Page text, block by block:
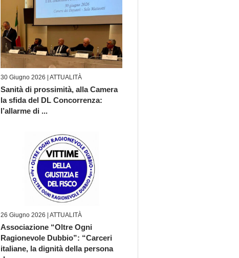
30 Giugno 2026 | ATTUALITÀ
Sanità di prossimità, alla Camera
la sfida del DL Concorrenza:
l’allarme di ...
26 Giugno 2026 | ATTUALITÀ
Associazione “Oltre Ogni
Ragionevole Dubbio”: “Carceri
italiane, la dignità della persona